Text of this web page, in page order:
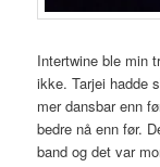
Intertwine ble min
ikke. Tarjei hadde
mer dansbar enn
bedre nå enn før.
band og det var